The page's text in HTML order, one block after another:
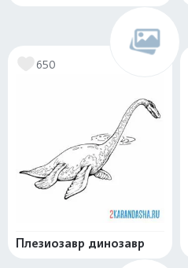
650
Плезиозавр динозавр